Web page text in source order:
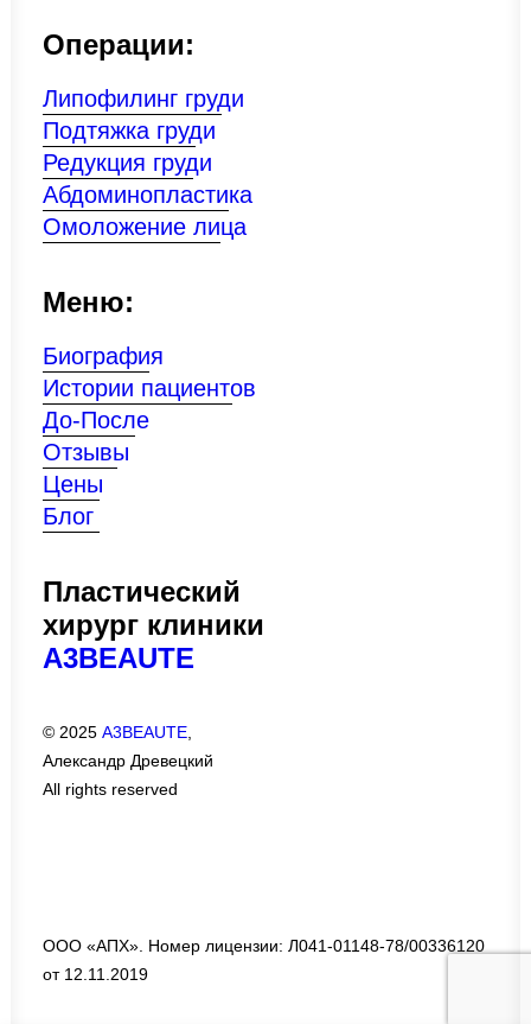
Операции:
Липофилинг груди
Подтяжка груди
Редукция груди
Абдоминопластика
Омоложение лица
Меню:
Биография
Истории пациентов
До-После
Отзывы
Цены
Блог
Пластический
хирург клиники
A3BEAUTE
© 2025 A3BEAUTE
Александр Древецкий
All rights reserved
ООО «АПХ». Номер лицензии: Л041-01148-78/00336120
от 12.11.2019